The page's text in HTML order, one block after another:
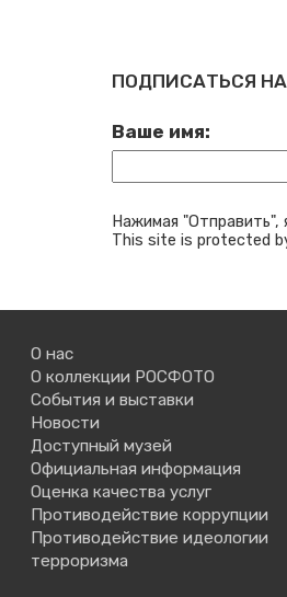
ПОДПИСАТЬСЯ
Ваше имя:
Нажимая "Отправить",
This site is protected
О нас
О коллекции РОСФОТО
События и выставки
Новости
Доступный музей
Официальная информация
Оценка качества услуг
Противодействие коррупции
Противодействие идеологии
терроризма